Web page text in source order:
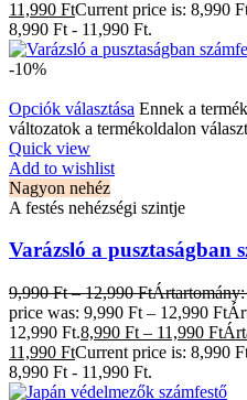
11,990 FtCurrent price is: 8,990
8,990 Ft - 11,990 Ft.
-10%
Opciók választása Ennek a
változatok a termékoldalon
Quick view
Add to wishlist
Nagyon nehéz
A festés nehézségi szintje
Varázsló a pusztaságban
9,990Ft – 12,990Ft
price was: 9,990 Ft – 12,990
12,990 Ft.8,990 Ft – 11,990 Ft
11,990 FtCurrent price is: 8,990
8,990 Ft - 11,990 Ft.